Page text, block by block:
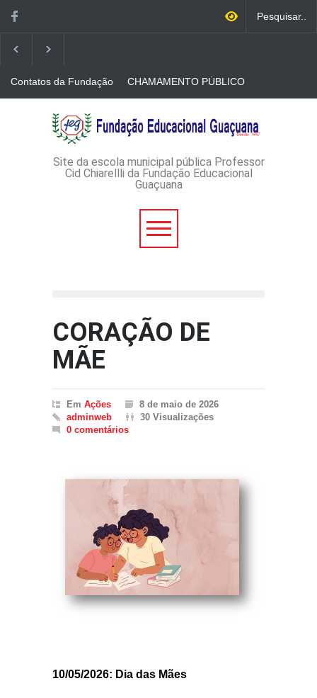
Contatos da Fundação
CHAMAMENTO PÚBLICO
CREDENCIAMENTO DE
IMPRESSOS
AVISO DE DISPENSA DE
LICITAÇÃO - DISPENSA DE
LICITAÇÃO Nº 53/2026-
ADMINISTRATIVO Nº
Site da escola municipal pública Professor
Cid Chiarellli da Fundação Educacional
Guaçuana
CORAÇÃO DE
MÃE
Em Ações
8 de maio de 2026
adminweb
30 Visualizações
0 comentários
10/05/2026: Dia das Mães